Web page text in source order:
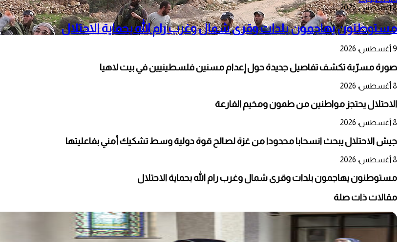
8 أغسطس، 2026
مستوطنون يهاجمون بلدات وقرى شمال وغرب رام الله بحماية الاحتلال
9 أغسطس، 2026
صورة مسرّبة تكشف تفاصيل جديدة حول إعدام مسنين فلسطينيين في بيت لاهيا
8 أغسطس، 2026
الاحتلال يحتجز مواطنين من طمون ومخيم الفارعة
8 أغسطس، 2026
جيش الاحتلال يبحث انسحابا محدودا من غزة لصالح قوة دولية وسط تشكيك أمني بفاعليتها
8 أغسطس، 2026
مستوطنون يهاجمون بلدات وقرى شمال وغرب رام الله بحماية الاحتلال
مقالات ذات صلة